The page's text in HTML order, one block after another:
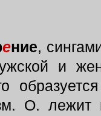
ение,
и
О. лежит